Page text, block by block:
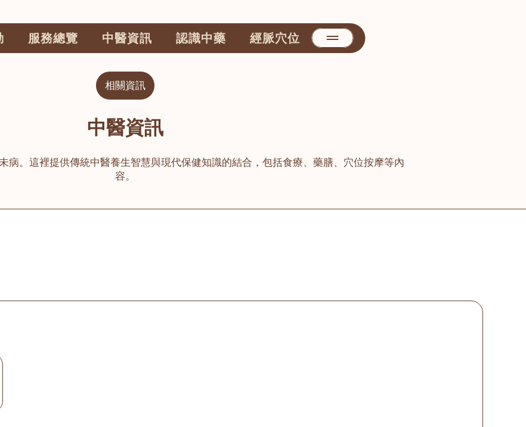
服務總覽 中醫資訊 認識中藥 經脈穴位
相關資訊
中醫資訊
病。這裡提供傳統中醫養生智慧與現代保健知識的結合，包括食療、藥膳、穴位按摩等內
容。